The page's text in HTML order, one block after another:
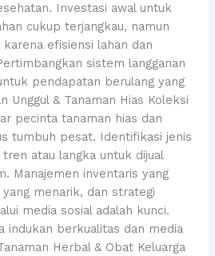
Investasi awal untuk
cukup terjangkau, namun
efisiensi lahan dan
sistem langganan
pendapatan berulang yang
Unggul & Tanaman Hias Koleksi
pecinta tanaman hias dan
tumbuh pesat. Identifikasi jenis
atau langka untuk dijual
Manajemen inventaris yang
menarik, dan strategi
media sosial adalah kunci.
indukan berkualitas dan media
Herbal & Obat Keluarga